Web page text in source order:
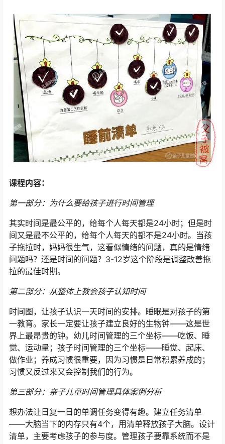
课程内容：
第一部分：为什么要给孩子进行时间管理
其实时间是最公平的，给每个人每天都是24小时；但是时
间又是最不公平的，给每个人每天的都不是24小时。当孩
子拖拉时，妈妈很生气，这看似情绪的问题，真的是情绪
问题吗？还是时间的问题？3-12岁这个阶段是调整改善拖
拉的最佳时期。
第二部分：从整体上教会孩子认知时间
时间图，让孩子认识一天时间的安排。睡眠是对孩子的第
一教育。家长一定要让孩子建立良好的生物钟——这是世
界上最昂贵的钟。幼儿时间管理的三个坐标——吃饭、睡
觉、运动量；孩子时间管理的三个坐标——睡觉、起床、
做作业；养成习惯很重要，因为习惯是日常积累养成的；
习惯又反过来又会控制我们的行为。
第三部分：亲子儿童时间管理具体案例分析
想办法让日复一日的单调任务变得有趣。建立任务清单
——大脑当下的内存只有4个，用清单释放孩子大脑。设计
清单，主要考虑孩子的参与度。管理孩子要靠系统而不是